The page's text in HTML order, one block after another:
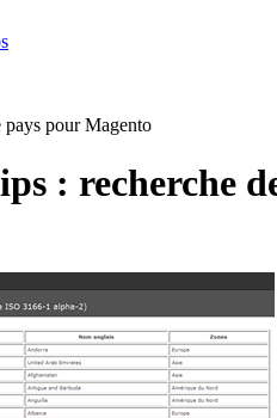
pour Magento
: recherche